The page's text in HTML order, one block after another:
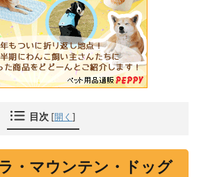
目次 [開く ]
・マウンテン・ドッグ